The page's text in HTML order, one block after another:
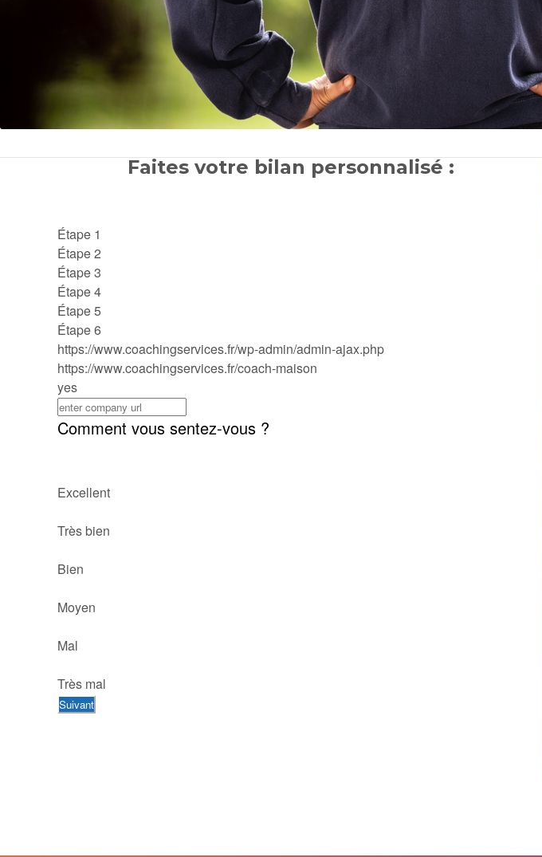
Faites votre bilan personnalisé :
Étape 1
Étape 2
Étape 3
Étape 4
Étape 5
Étape 6
https://www.coachingservices.fr/wp-admin/admin-ajax.php
https://www.coachingservices.fr/coach-maison
yes
Comment vous sentez-vous ?
Excellent
Très bien
Bien
Moyen
Mal
Très mal
Suivant